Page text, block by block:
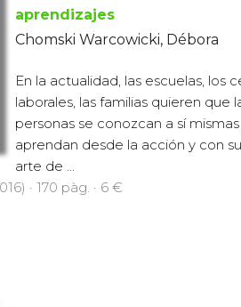
aprendizajes
Chomski Warcowicki, Débora
En la actualidad, las escuelas, los
laborales, las familias quieren que
personas se conozcan a sí
aprendan desde la acción y con
arte de ...
· 170 pàg. · 6 €